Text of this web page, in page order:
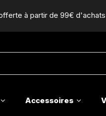
à partir de 99€ d'achats
Accessoires